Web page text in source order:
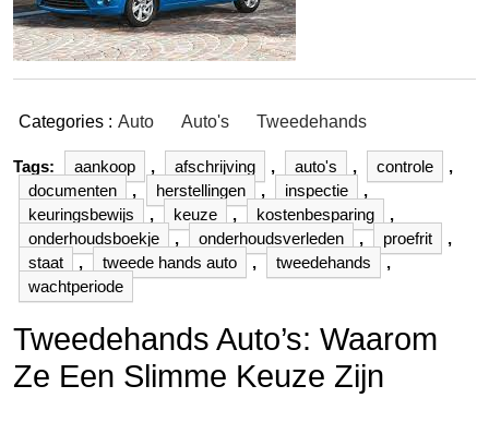
Categories : Auto Auto's Tweedehands
Tags: aankoop , afschrijving , auto's , controle
,
documenten
, herstellingen , inspectie
,
keuringsbewijs
, keuze , kostenbesparing
,
onderhoudsboekje
, onderhoudsverleden , proefrit
,
staat
, tweede hands auto , tweedehands
,
wachtperiode
Tweedehands Auto’s: Waarom
Ze Een Slimme Keuze Zijn